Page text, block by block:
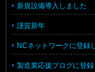
新規設備導入しました
謹賀新年
NCネットワークに登録
製造業応援ブログに登録